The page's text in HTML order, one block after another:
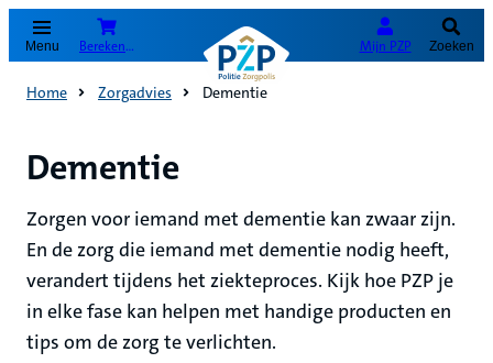
Menu Bereken je premie Mijn PZP Zoeken
Home Zorgadvies Dementie
Dementie
Zorgen voor iemand met dementie kan zwaar zijn.
En de zorg die iemand met dementie nodig heeft,
verandert tijdens het ziekteproces. Kijk hoe PZP je
in elke fase kan helpen met handige producten en
tips om de zorg te verlichten.